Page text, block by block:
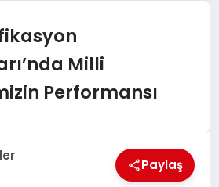
Milli
Performansı
Paylaş